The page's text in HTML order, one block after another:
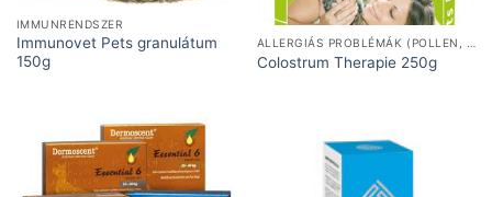
IMMUNRENDSZER
Immunovet Pets granulátum
150g
Colostrum Therapie 250g